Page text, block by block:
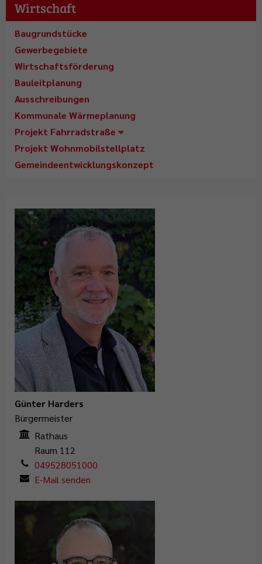
Wirtschaft
Baugrundstücke
Gewerbegebiete
Wirtschaftsförderung
Bauleitplanung
Ausschreibungen
Kommunale Wärmeplanung
Projekt Fahrradstraße
Projekt Wohnmobilstellplatz
Gemeindeentwicklungskonzept
Günter Harders
Bürgermeister
Rathaus
Raum 112
049528051000
E-Mail senden